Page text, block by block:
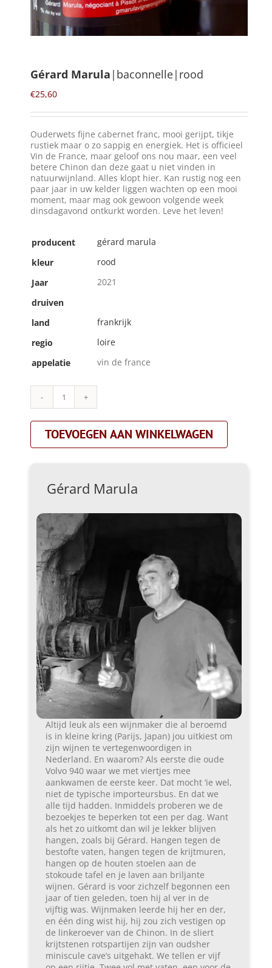
Mijn Account
naar:
NL
Gérard Marula |baconnelle|rood
€25,60
Ouderwets fijne cabernet franc, mooi gerijpt, tikje
rustiek maar o zo sappig en energiek. Het is officieel
Vin de France, maar geloof ons nou maar, een veel
betere Chinon dan deze gaat u niet vinden in
natuurwijnland. Alles klopt hier. Kan rustig nog een
paar jaar in uw kelder liggen wachten op een mooi
moment, maar mag ook gewoon volgende week
dinsdagavond ontkurkt worden. Leve het leven!
producent
gérard marula
kleur
rood
Jaar
2021
druiven
land
frankrijk
regio
loire
appelatie
vin de france
Gérard
Marula|baconnelle|rood
aantal
TOEVOEGEN AAN WINKELWAGEN
Gérard Marula
Altijd leuk als een wijnmaker die al beroemd
is in kleine kring (Parijs, Japan) jou uitkiest om
zijn wijnen te vertegenwoordigen in
Nederland. En waarom? Als eerste die oude
Volvo 940 waar we met viertjes mee
aankwamen de eerste keer. Dat mocht ‘ie wel,
niet de typische importeursbus. En dat we
alle tijd hadden. Inmiddels proberen we de
bezoekjes te beperken tot een per dag. Want
als het zo uitkomt dan wil je lekker blijven
hangen, zoals bij Gérard. Hangen tegen de
bestofte vaten, hangen tegen de krijtmuren,
hangen op de houten stoelen aan de
stokoude tafel en je laven aan briljante
wijnen. Gérard is voor zichzelf begonnen een
jaar of tien geleden, toen hij al ver in de
vijftig was. Wijnmaken leerde hij her en der,
en één ding wist hij, hij zou zich vestigen op
de linkeroever van de Chinon. In de sliert
krijtstenen rotspartijen zijn van oudsher
miniscule cave’s uitgehakt. We tellen er vijf